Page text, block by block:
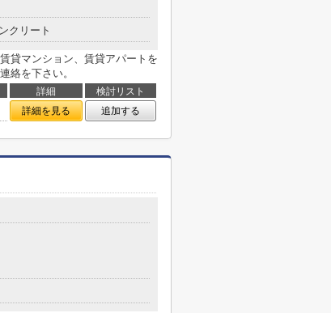
クリート
貸マンション、賃貸アパートを
絡を下さい。
詳細
検討リスト
詳細を見る 追加する